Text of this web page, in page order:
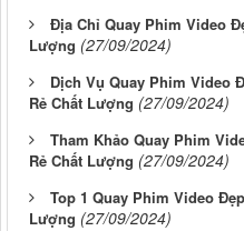
Địa Chỉ Quay Phim Video
Lượng (27/09/2024)
Dịch Vụ Quay Phim Video
Rẻ Chất Lượng (27/09/2024)
Tham Khảo Quay Phim
Rẻ Chất Lượng (27/09/2024)
Top 1 Quay Phim Video
Lượng (27/09/2024)